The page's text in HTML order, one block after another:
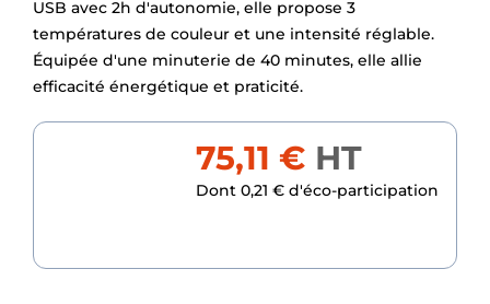
USB avec 2h d'autonomie, elle propose 3
températures de couleur et une intensité réglable.
Équipée d'une minuterie de 40 minutes, elle allie
efficacité énergétique et praticité.
75,11 € HT
Dont 0,21 € d'éco-participation